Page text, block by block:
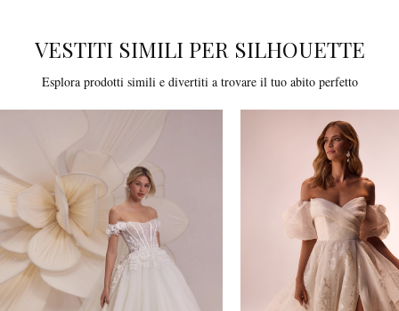
VESTITI SIMILI PER SILHOUETTE
Esplora prodotti simili e divertiti a trovare il tuo abito perfetto